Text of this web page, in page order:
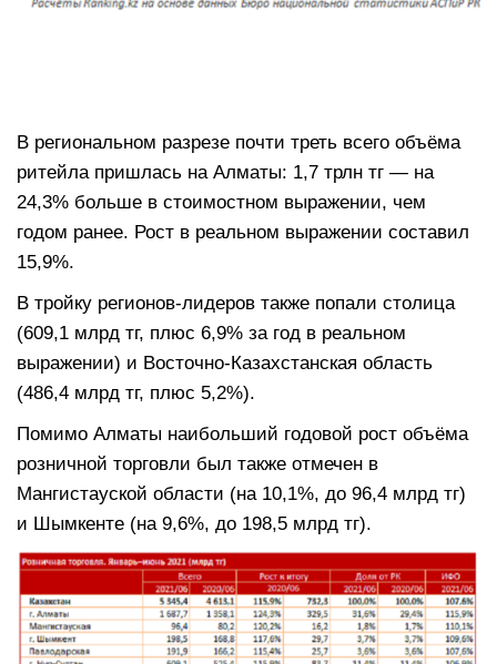
В региональном разрезе почти треть всего объёма
ритейла пришлась на Алматы: 1,7 трлн тг — на
24,3% больше в стоимостном выражении, чем
годом ранее. Рост в реальном выражении составил
15,9%.
В тройку регионов-лидеров также попали столица
(609,1 млрд тг, плюс 6,9% за год в реальном
выражении) и Восточно-Казахстанская область
(486,4 млрд тг, плюс 5,2%).
Помимо Алматы наибольший годовой рост объёма
розничной торговли был также отмечен в
Мангистауской области (на 10,1%, до 96,4 млрд тг)
и Шымкенте (на 9,6%, до 198,5 млрд тг).